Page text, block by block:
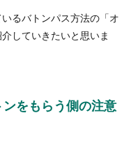
るバトンパス方法の「オ
していきたいと思いま
をもらう側の注意